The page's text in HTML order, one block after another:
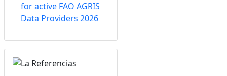
for active FAO AGRIS
Data Providers 2026